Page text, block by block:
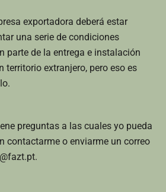
exportadora deberá estar
una serie de condiciones
parte de la entrega e instalación
territorio extranjero, pero eso es
preguntas a las cuales yo pueda
contactarme o enviarme un correo